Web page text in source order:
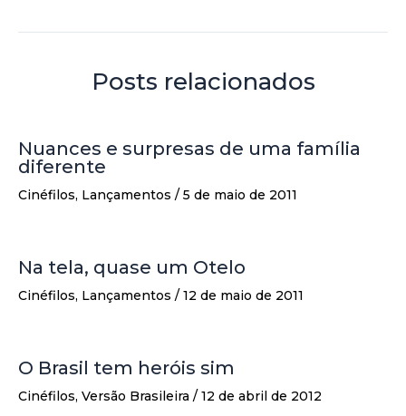
Posts relacionados
Nuances e surpresas de uma família
diferente
Cinéfilos, Lançamentos / 5 de maio de 2011
Na tela, quase um Otelo
Cinéfilos, Lançamentos / 12 de maio de 2011
O Brasil tem heróis sim
Cinéfilos, Versão Brasileira / 12 de abril de 2012